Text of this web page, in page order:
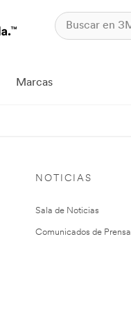
Marcas
NOTICIAS
Sala de Noticias
Comunicados de Prensa